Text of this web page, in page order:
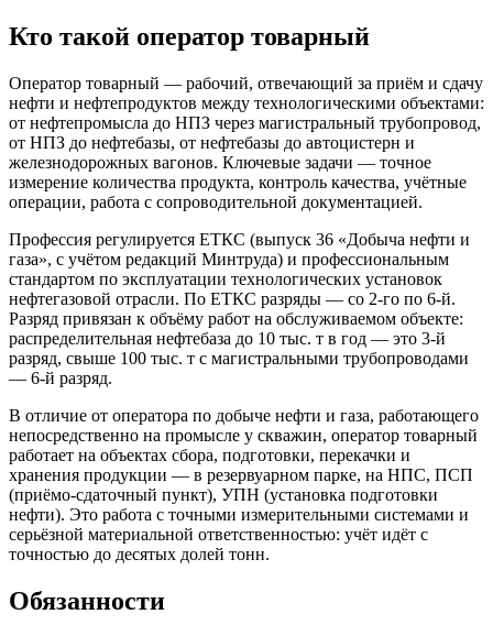
Кто такой оператор товарный
Оператор товарный — рабочий, отвечающий за приём и сдачу
нефти и нефтепродуктов между технологическими объектами:
от нефтепромысла до НПЗ через магистральный трубопровод,
от НПЗ до нефтебазы, от нефтебазы до автоцистерн и
железнодорожных вагонов. Ключевые задачи — точное
измерение количества продукта, контроль качества, учётные
операции, работа с сопроводительной документацией.
Профессия регулируется ЕТКС (выпуск 36 «Добыча нефти и
газа», с учётом редакций Минтруда) и профессиональным
стандартом по эксплуатации технологических установок
нефтегазовой отрасли. По ЕТКС разряды — со 2-го по 6-й.
Разряд привязан к объёму работ на обслуживаемом объекте:
распределительная нефтебаза до 10 тыс. т в год — это 3-й
разряд, свыше 100 тыс. т с магистральными трубопроводами
— 6-й разряд.
В отличие от оператора по добыче нефти и газа, работающего
непосредственно на промысле у скважин, оператор товарный
работает на объектах сбора, подготовки, перекачки и
хранения продукции — в резервуарном парке, на НПС, ПСП
(приёмо-сдаточный пункт), УПН (установка подготовки
нефти). Это работа с точными измерительными системами и
серьёзной материальной ответственностью: учёт идёт с
точностью до десятых долей тонн.
Обязанности